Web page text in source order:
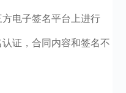
电子签名平台上进行
证，合同内容和签名不